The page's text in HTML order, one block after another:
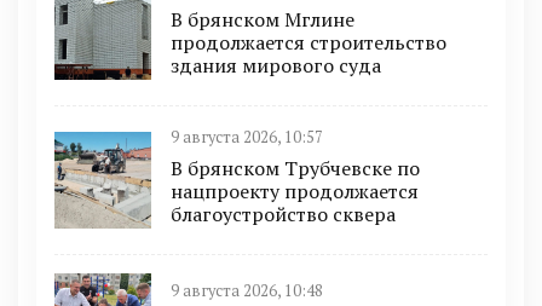
В брянском Мглине
продолжается строительство
здания мирового суда
9 августа 2026, 10:57
В брянском Трубчевске по
нацпроекту продолжается
благоустройство сквера
9 августа 2026, 10:48